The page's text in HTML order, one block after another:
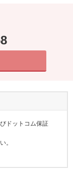
ドットコム保証
。